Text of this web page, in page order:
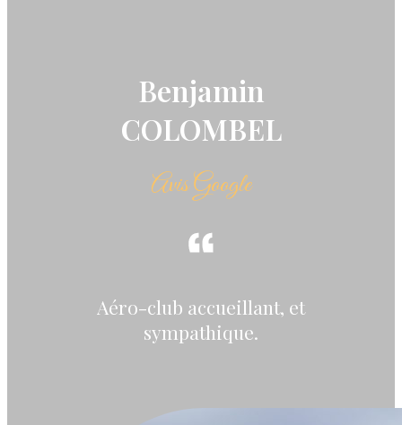
Benjamin
COLOMBEL
Avis Google
Aéro-club accueillant, et
sympathique.